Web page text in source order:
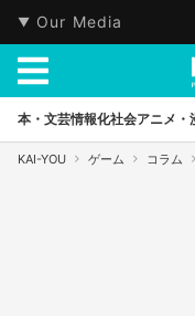
Our Media
本・文芸情報化社会アニメ・
KAI-YOU ゲーム コラム